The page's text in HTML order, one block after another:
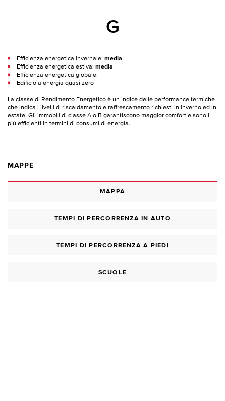
G
Efficienza energetica invernale: media
Efficienza energetica estiva: media
Efficienza energetica globale:
Edificio a energia quasi zero
La classe di Rendimento Energetico è un indice delle performance termiche
che indica i livelli di riscaldamento e raffrescamento richiesti in inverno ed in
estate. Gli immobili di classe A o B garantiscono maggior comfort e sono i
più efficienti in termini di consumi di energia.
MAPPE
MAPPA
TEMPI DI PERCORRENZA IN AUTO
TEMPI DI PERCORRENZA A PIEDI
SCUOLE